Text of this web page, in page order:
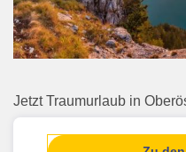
Jetzt Traumurlaub in